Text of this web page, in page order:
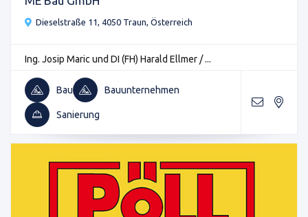
Dieselstraße 11, 4050 Traun, Österreich
Ing. Josip Maric und DI (FH) Harald Ellmer / ...
Bau Bauunternehmen
Sanierung